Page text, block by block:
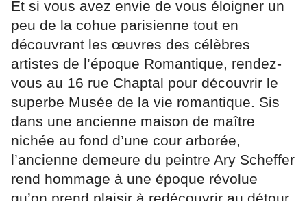
Et si vous avez envie de vous éloigner un
peu de la cohue parisienne tout en
découvrant les œuvres des célèbres
artistes de l’époque Romantique, rendez-
vous au 16 rue Chaptal pour découvrir le
superbe Musée de la vie romantique. Sis
dans une ancienne maison de maître
nichée au fond d’une cour arborée,
l’ancienne demeure du peintre Ary Scheffer
rend hommage à une époque révolue